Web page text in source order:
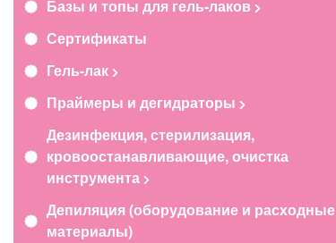
Базы и топы для гель-лаков
Сертификаты
Гель-лак
Праймеры и дегидраторы
Дезинфекция, стерилизация,
кровоостанавливающие, очистка
инструмента
Депиляция (оборудование и расходные
материалы)